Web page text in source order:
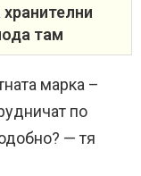
там
марка –
по
— тя